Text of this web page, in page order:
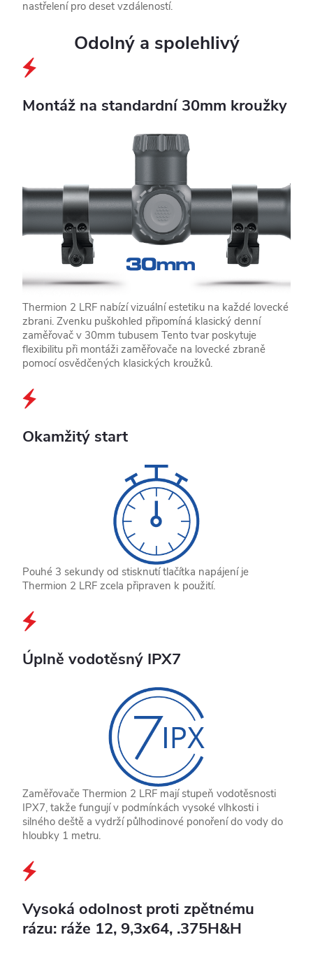
nastřelení pro deset vzdáleností.
Odolný a spolehlivý
Montáž na standardní 30mm kroužky
Thermion 2 LRF nabízí vizuální estetiku na každé lovecké
zbrani. Zvenku puškohled připomíná klasický denní
zaměřovač v 30mm tubusem Tento tvar poskytuje
flexibilitu při montáži zaměřovače na lovecké zbraně
pomocí osvědčených klasických kroužků.
Okamžitý start
Pouhé 3 sekundy od stisknutí tlačítka napájení je
Thermion 2 LRF zcela připraven k použití.
Úplně vodotěsný IPX7
Zaměřovače Thermion 2 LRF mají stupeň vodotěsnosti
IPX7, takže fungují v podmínkách vysoké vlhkosti i
silného deště a vydrží půlhodinové ponoření do vody do
hloubky 1 metru.
Vysoká odolnost proti zpětnému
rázu: ráže 12, 9,3x64, .375H&H